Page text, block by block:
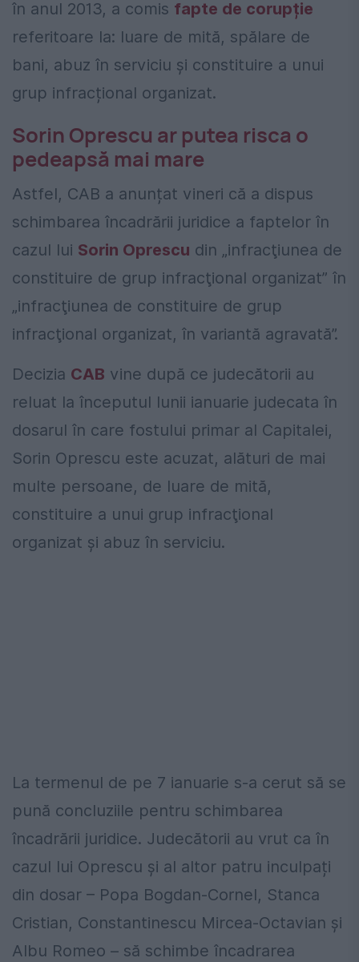
în anul 2013, a comis fapte de corupție
referitoare la: luare de mită, spălare de
bani, abuz în serviciu şi constituire a unui
grup infracțional organizat.
Sorin Oprescu ar putea risca o
pedeapsă mai mare
Astfel, CAB a anunțat vineri că a dispus
schimbarea încadrării juridice a faptelor în
cazul lui Sorin Oprescu din „infracţiunea de
constituire de grup infracţional organizat” în
„infracţiunea de constituire de grup
infracţional organizat, în variantă agravată”.
Decizia CAB vine după ce judecătorii au
reluat la începutul lunii ianuarie judecata în
dosarul în care fostului primar al Capitalei,
Sorin Oprescu este acuzat, alături de mai
multe persoane, de luare de mită,
constituire a unui grup infracţional
organizat şi abuz în serviciu.
La termenul de pe 7 ianuarie s-a cerut să se
pună concluziile pentru schimbarea
încadrării juridice. Judecătorii au vrut ca în
cazul lui Oprescu și al altor patru inculpați
din dosar – Popa Bogdan-Cornel, Stanca
Cristian, Constantinescu Mircea-Octavian şi
Albu Romeo – să schimbe încadrarea